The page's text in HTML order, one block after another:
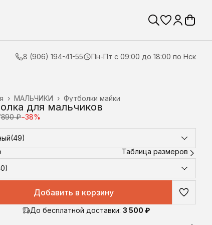
8 (906) 194-41-55 Пн-Пт с 09:00 до 18:00 по Нск
Футболки майки
МАЛЬЧИКИ ›
›
для мальчиков
890 ₽−38%
Таблица размеров
Добавить в корзину
До бесплатной доставки: 3 500 ₽